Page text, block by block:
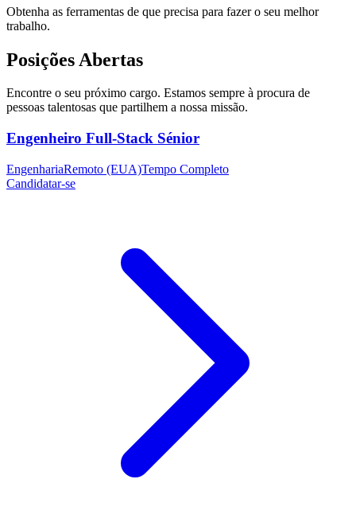
Obtenha as ferramentas de que precisa para fazer o seu melhor
trabalho.
Posições Abertas
Encontre o seu próximo cargo. Estamos sempre à procura de
pessoas talentosas que partilhem a nossa missão.
Engenheiro Full-Stack Sénior
EngenhariaRemoto (EUA)Tempo Completo
Candidatar-se